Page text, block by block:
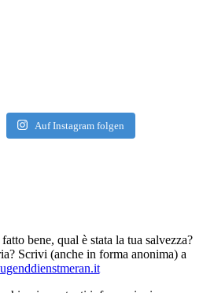
Auf Instagram folgen
bene, qual è stata la tua salvezza?
Scrivi (anche in forma anonima) a